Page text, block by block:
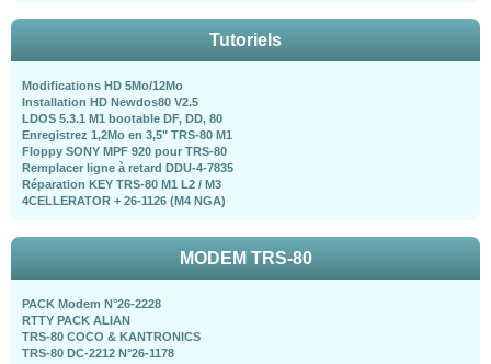
Tutoriels
Modifications HD 5Mo/12Mo
Installation HD Newdos80 V2.5
LDOS 5.3.1 M1 bootable DF, DD, 80
Enregistrez 1,2Mo en 3,5" TRS-80 M1
Floppy SONY MPF 920 pour TRS-80
Remplacer ligne à retard DDU-4-7835
Réparation KEY TRS-80 M1 L2 / M3
4CELLERATOR + 26-1126 (M4 NGA)
MODEM TRS-80
PACK Modem N°26-2228
RTTY PACK ALIAN
TRS-80 COCO & KANTRONICS
TRS-80 DC-2212 N°26-1178